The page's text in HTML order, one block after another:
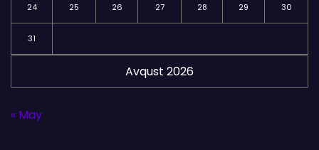
Avqust 2026
24 25 26 27 28 29 30
31
« May